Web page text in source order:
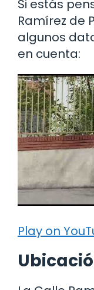
Si estás
Ramírez de
algunos
en cuenta:
Play on